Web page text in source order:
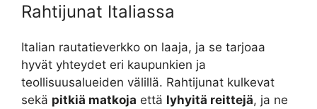
Rahtijunat Italiassa
Italian rautatieverkko on laaja, ja se tarjoaa
hyvät yhteydet eri kaupunkien ja
teollisuusalueiden välillä. Rahtijunat kulkevat
sekä pitkiä matkoja että lyhyitä reittejä, ja ne